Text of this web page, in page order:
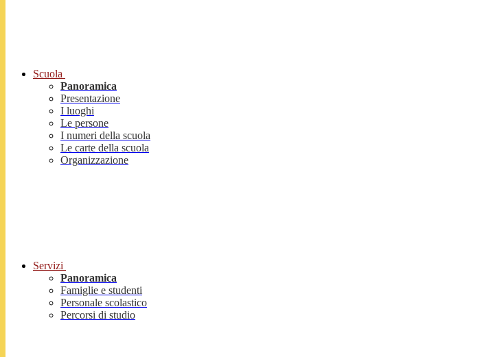
Scuola
Panoramica
Presentazione
I luoghi
Le persone
I numeri della scuola
Le carte della scuola
Organizzazione
Servizi
Panoramica
Famiglie e studenti
Personale scolastico
Percorsi di studio